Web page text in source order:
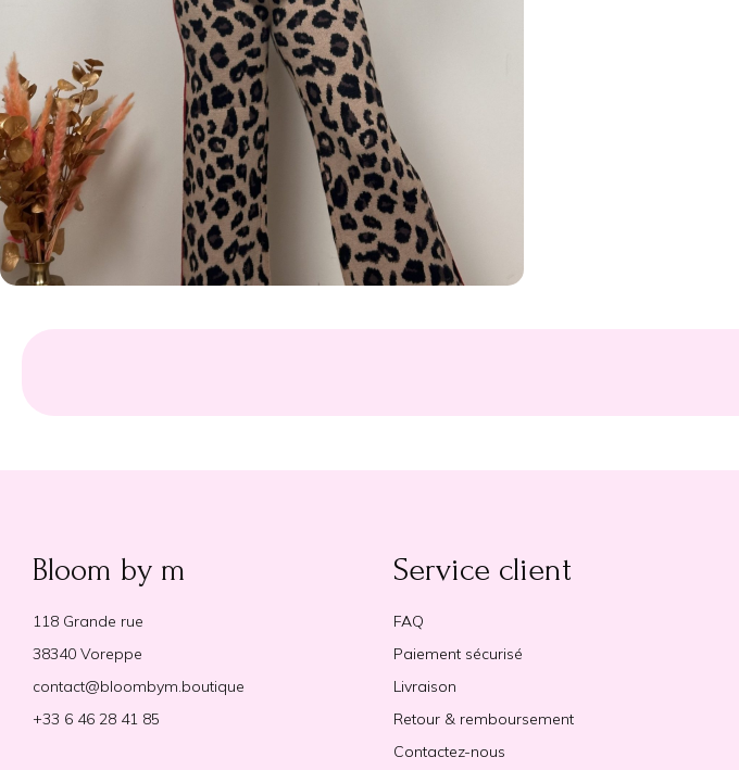
Bloom by m
118 Grande rue
38340 Voreppe
contact@bloombym.boutique
+33 6 46 28 41 85
Service client
FAQ
Paiement sécurisé
Livraison
Retour & remboursement
Contactez-nous